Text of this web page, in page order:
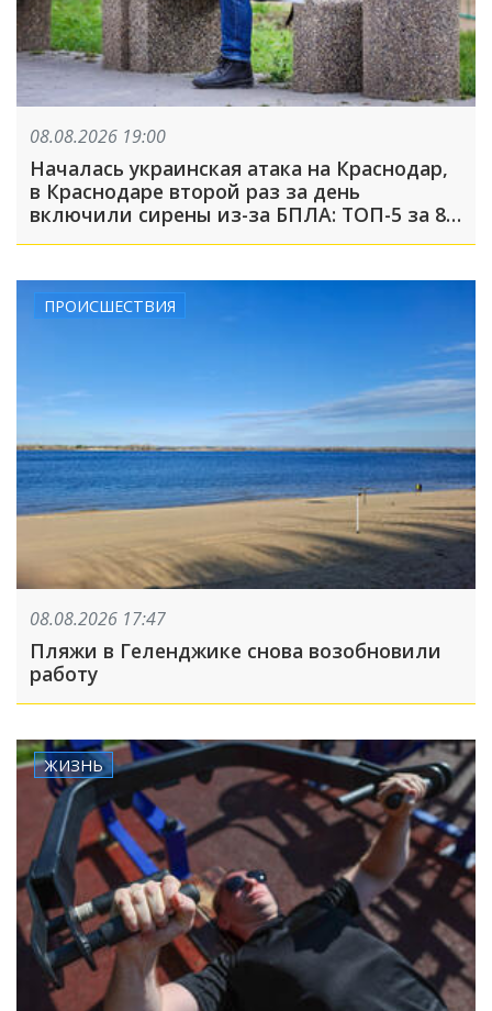
08.08.2026 19:00
Началась украинская атака на Краснодар,
в Краснодаре второй раз за день
включили сирены из-за БПЛА: ТОП-5 за 8
ПРОИСШЕСТВИЯ
08.08.2026 17:47
Пляжи в Геленджике снова возобновили
работу
ЖИЗНЬ